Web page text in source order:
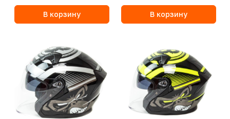
В корзину В корзину